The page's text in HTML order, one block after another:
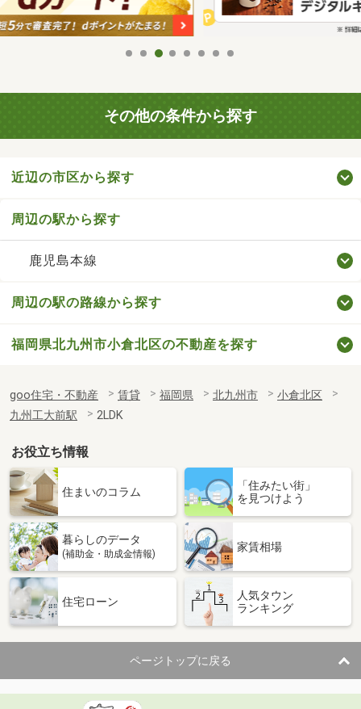
その他の条件から探す
近辺の市区から探す
周辺の駅から探す
鹿児島本線
周辺の駅の路線から探す
福岡県北九州市小倉北区の不動産を探す
goo住宅・不動産 賃貸 福岡県 北九州市
小倉北区
九州工大前駅
2LDK
お役立ち情報
住まいのコラム
「住みたい街」
を見つけよう
暮らしのデータ
(補助金・助成金情報)
家賃相場
住宅ローン
人気タウン
ランキング
ページトップに戻る